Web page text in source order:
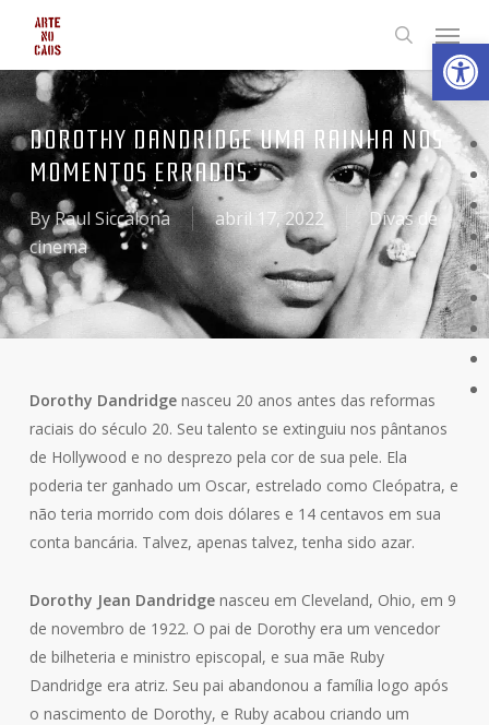
main
content
search
Menu
DOROTHY DANDRIDGE UMA RAINHA NOS
MOMENTOS ERRADOS
ByRaul Siccalona abril 17, 2022
Divas de
cinema
Dorothy Dandridgenasceu 20 anos antes das reformas
raciais do século 20. Seu talento se extinguiu nos pântanos
de Hollywood e no desprezo pela cor de sua pele. Ela
poderia ter ganhado um Oscar, estrelado como Cleópatra, e
não teria morrido com dois dólares e 14 centavos em sua
conta bancária. Talvez, apenas talvez, tenha sido azar.
Dorothy Jean Dandridgenasceu em Cleveland, Ohio, em 9
de novembro de 1922. O pai de Dorothy era um vencedor
de bilheteria e ministro episcopal, e sua mãe Ruby
Dandridge era atriz. Seu pai abandonou a família logo após
o nascimento de Dorothy, e Ruby acabou criando um
Abrir